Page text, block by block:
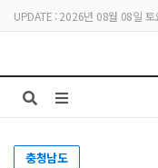
UPDATE : 2026년 08월 08일 토
충청남도